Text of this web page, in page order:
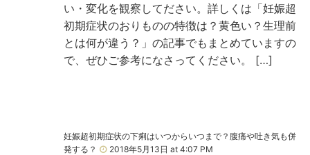
い・変化を観察してださい。詳しくは「妊娠超
初期症状のおりものの特徴は？黄色い？生理前
とは何が違う？」の記事でもまとめていますの
で、ぜひご参考になさってください。 […]
妊娠超初期症状の下痢はいつからいつまで？腹痛や吐き気も併
発する？
2018年5月13日 at 4:07 PM